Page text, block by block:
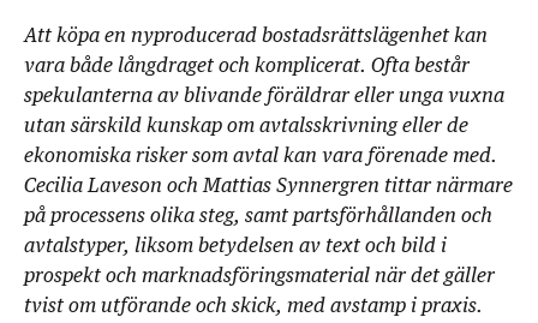
Att köpa en nyproducerad bostadsrättslägenhet kan
vara både långdraget och komplicerat. Ofta består
spekulanterna av blivande föräldrar eller unga vuxna
utan särskild kunskap om avtalsskrivning eller de
ekonomiska risker som avtal kan vara förenade med.
Cecilia Laveson och Mattias Synnergren tittar närmare
på processens olika steg, samt partsförhållanden och
avtalstyper, liksom betydelsen av text och bild i
prospekt och marknadsföringsmaterial när det gäller
tvist om utförande och skick, med avstamp i praxis.